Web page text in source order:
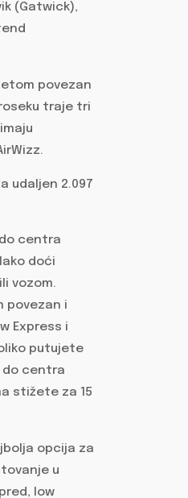
(Gatwick),
povezan
traje tri
udaljen 2.097
centra
doći
vozom.
povezan i
Express i
putujete
do centra
stižete za 15
opcija za
u
low